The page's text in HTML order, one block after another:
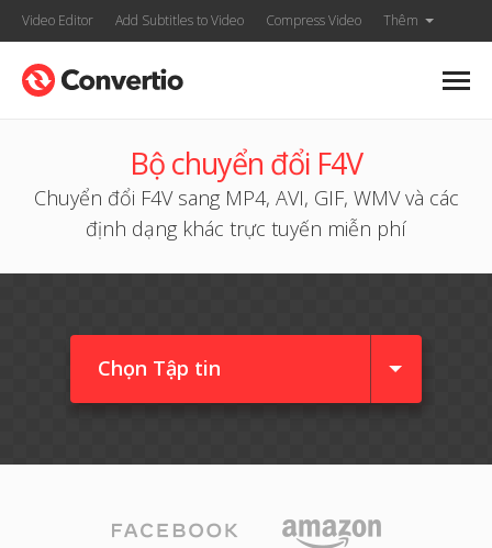
Video Editor Add Subtitles to Video Compress Video Thêm
Bộ chuyển đổi F4V
Chuyển đổi F4V sang MP4, AVI, GIF, WMV và các
định dạng khác trực tuyến miễn phí
Chọn Tập tin